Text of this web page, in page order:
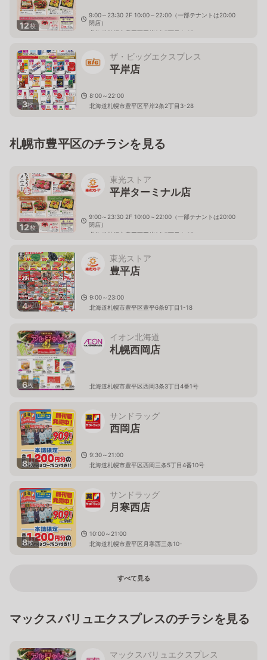
12枚
9:00～23:30 2F 10:00～22:00（一部テナントは20:00
閉店）
北海道札幌市豊平区平岸2条7丁目4-35
3枚
ザ・ビッグエクスプレス
平岸店
8:00～22:00
北海道札幌市豊平区平岸2条2丁目3-28
札幌市豊平区のチラシを見る
12枚
東光ストア
平岸ターミナル店
9:00～23:30 2F 10:00～22:00（一部テナントは20:00
閉店）
北海道札幌市豊平区平岸2条7丁目4-35
4枚
東光ストア
豊平店
9:00～23:00
北海道札幌市豊平区豊平6条9丁目1-18
6枚
イオン北海道
札幌西岡店
北海道札幌市豊平区西岡3条3丁目4番1号
8枚
サンドラッグ
西岡店
9:30～21:00
北海道札幌市豊平区西岡三条5丁目4番10号
8枚
サンドラッグ
月寒西店
10:00～21:00
北海道札幌市豊平区月寒西三条10-
すべて見る
マックスバリュエクスプレスのチラシを見る
マックスバリュエクスプレス